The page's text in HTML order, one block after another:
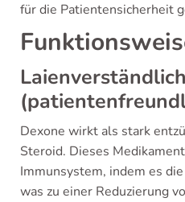
für die Patientensicherheit
Dexone wirkt als stark
Steroid. Dieses
Immunsystem, indem es
was zu einer Reduzierung